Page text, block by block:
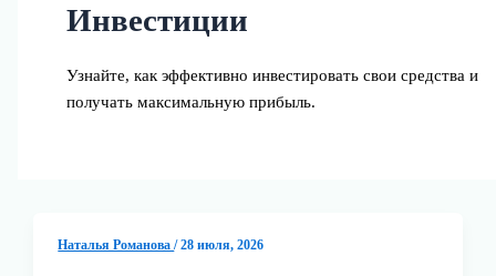
Инвестиции
Узнайте, как эффективно инвестировать свои средства и
получать максимальную прибыль.
Наталья Романова/28 июля, 2026